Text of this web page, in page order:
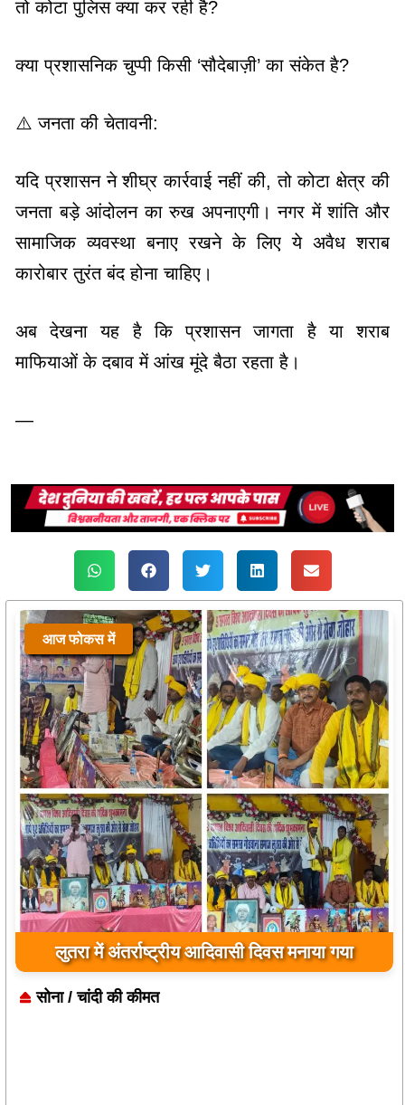
तो कोटा पुलिस क्या कर रही है?
क्या प्रशासनिक चुप्पी किसी ‘सौदेबाज़ी’ का संकेत है?
⚠️ जनता की चेतावनी:
यदि प्रशासन ने शीघ्र कार्रवाई नहीं की, तो कोटा क्षेत्र की
जनता बड़े आंदोलन का रुख अपनाएगी। नगर में शांति और
सामाजिक व्यवस्था बनाए रखने के लिए ये अवैध शराब
कारोबार तुरंत बंद होना चाहिए।
अब देखना यह है कि प्रशासन जागता है या शराब
माफियाओं के दबाव में आंख मूंदे बैठा रहता है।
—
आज फोकस में
लुतरा में अंतर्राष्ट्रीय आदिवासी दिवस मनाया गया
सोना / चांदी की कीमत